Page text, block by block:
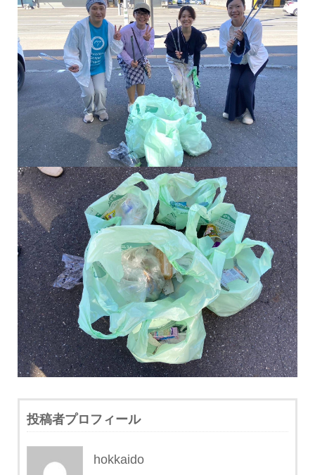
投稿者プロフィール
hokkaido